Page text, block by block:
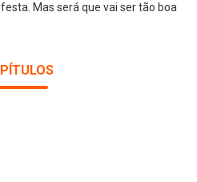
Mas será que vai ser tão boa